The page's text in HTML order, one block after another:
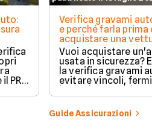
PRA
Verifica gravami
e perché farla prima
acquistare una
Vuoi acquistare
usata in sicurezza?
la verifica gravami
evitare vincoli,
ipoteche. Scopri
tutelare il tuo
Guide Assicurazioni